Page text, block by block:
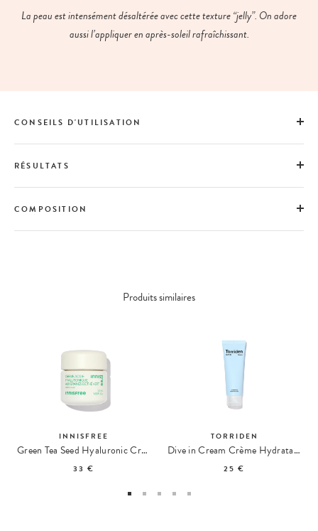
La peau est intensément désaltérée avec cette texture “jelly”. On adore
aussi l’appliquer en après-soleil rafraîchissant.
CONSEILS D'UTILISATION
RÉSULTATS
COMPOSITION
Produits similaires
INNISFREE
Green Tea Seed Hyaluronic Cream Crème Hydratante
33 €
TORRIDEN
Dive in Cream Crème Hydratante
25 €